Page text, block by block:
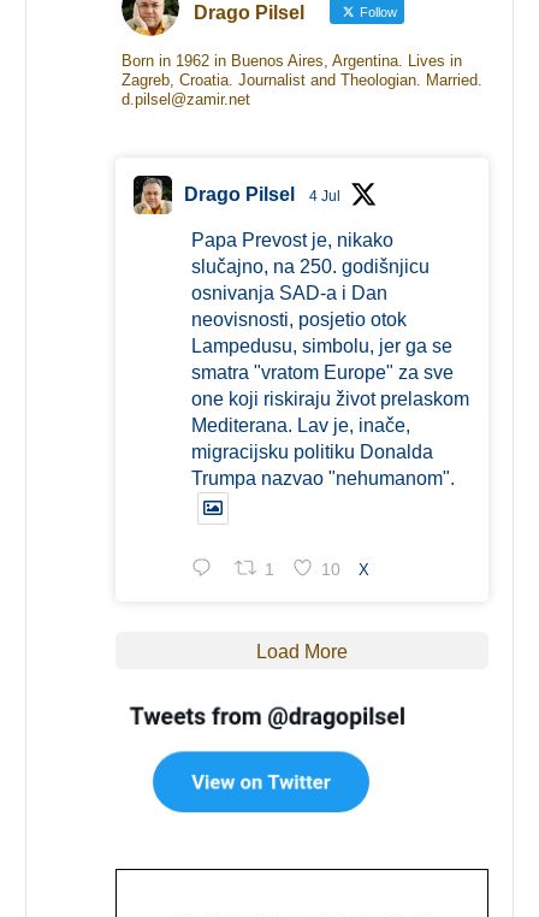
Drago Pilsel Follow
Born in 1962 in Buenos Aires, Argentina. Lives in
Zagreb, Croatia. Journalist and Theologian. Married.
d.pilsel@zamir.net
Drago Pilsel 4 Jul
Papa Prevost je, nikako
slučajno, na 250. godišnjicu
osnivanja SAD-a i Dan
neovisnosti, posjetio otok
Lampedusu, simbolu, jer ga se
smatra "vratom Europe" za sve
one koji riskiraju život prelaskom
Mediterana. Lav je, inače,
migracijsku politiku Donalda
Trumpa nazvao "nehumanom".
1 10 X
Load More